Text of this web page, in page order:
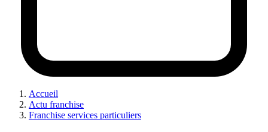
Accueil
Actu franchise
Franchise services particuliers